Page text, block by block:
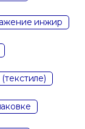
инжир